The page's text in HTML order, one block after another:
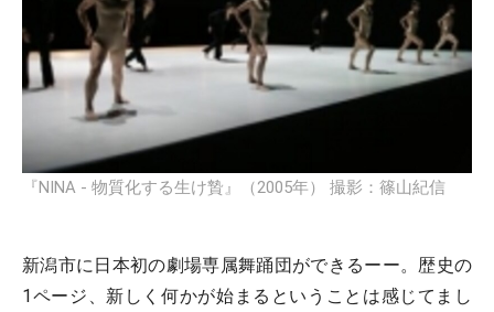
『NINA - 物質化する生け贄』（2005年） 撮影：篠山紀信
新潟市に日本初の劇場専属舞踊団ができるーー。歴史の
1ページ、新しく何かが始まるということは感じてまし